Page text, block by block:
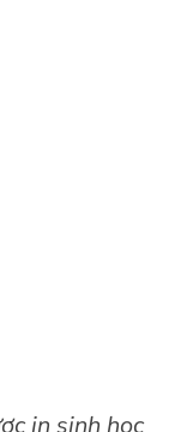
in sinh học